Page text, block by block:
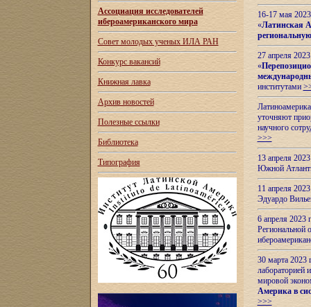
Ассоциация исследователей
ибероамериканского мира
Совет молодых ученых ИЛА РАН
Конкурс вакансий
Книжная лавка
Архив новостей
Полезные ссылки
Библиотека
Типография
16-17 мая
«Латинская
27 апреля
«
институтами
уточняют
научного
>>>
13 апреля
Южной
11 апреля
Эдуардо
6 апреля
Региональной
30 марта 2023
лабораторией
мировой
Америка в
>>>